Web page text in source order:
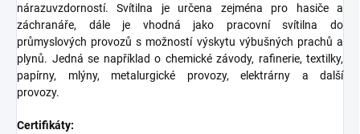
nárazuvzdorností. Svítilna je určena zejména pro hasiče a
záchranáře, dále je vhodná jako pracovní svítilna do
průmyslových provozů s možností výskytu výbušných prachů a
plynů. Jedná se například o chemické závody, rafinerie, textilky,
papírny, mlýny, metalurgické provozy, elektrárny a další
provozy.
Certifikáty: